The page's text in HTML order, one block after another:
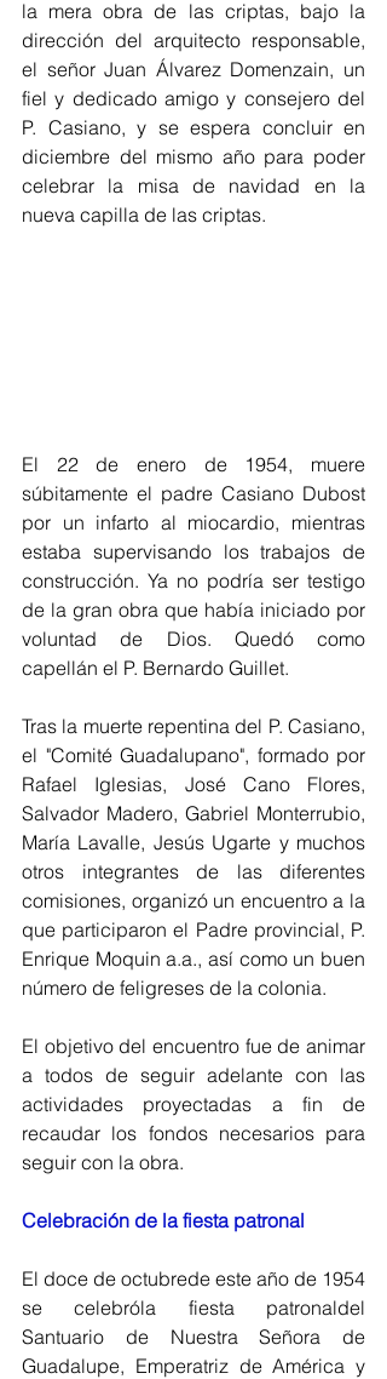
la mera obra de las criptas, bajo la
dirección del arquitecto responsable,
el señor Juan Álvarez Domenzain, un
fiel y dedicado amigo y consejero del
P. Casiano, y se espera concluir en
diciembre del mismo año para poder
celebrar la misa de navidad en la
nueva capilla de las criptas.
El 22 de enero de 1954, muere
súbitamente el padre Casiano Dubost
por un infarto al miocardio, mientras
estaba supervisando los trabajos de
construcción. Ya no podría ser testigo
de la gran obra que había iniciado por
voluntad de Dios. Quedó como
capellán el P. Bernardo Guillet.
Tras la muerte repentina del P. Casiano,
el "Comité Guadalupano", formado por
Rafael Iglesias, José Cano Flores,
Salvador Madero, Gabriel Monterrubio,
María Lavalle, Jesús Ugarte y muchos
otros integrantes de las diferentes
comisiones, organizó un encuentro a la
que participaron el Padre provincial, P.
Enrique Moquin a.a., así como un buen
número de feligreses de la colonia.
El objetivo del encuentro fue de animar
a todos de seguir adelante con las
actividades proyectadas a fin de
recaudar los fondos necesarios para
seguir con la obra.
Celebración de la fiesta patronal
El doce de octubrede este año de 1954
se celebróla fiesta patronaldel
Santuario de Nuestra Señora de
Guadalupe, Emperatriz de América y